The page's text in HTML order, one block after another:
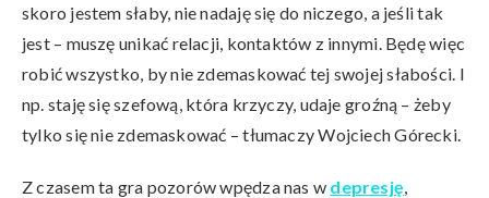
skoro jestem słaby, nie nadaję się do niczego, a jeśli tak
jest – muszę unikać relacji, kontaktów z innymi. Będę więc
robić wszystko, by nie zdemaskować tej swojej słabości. I
np. staję się szefową, która krzyczy, udaje groźną – żeby
tylko się nie zdemaskować – tłumaczy Wojciech Górecki.
Z czasem ta gra pozorów wpędza nas w depresję